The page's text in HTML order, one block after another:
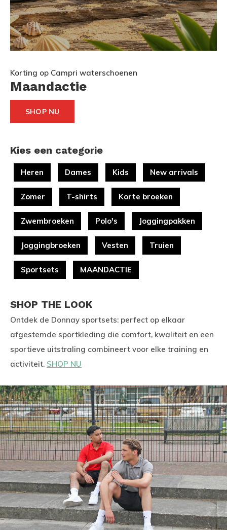
Korting op Campri waterschoenen
Maandactie
SHOP NU
Kies een categorie
Heren Dames Kids New arrivals
Zomer T-shirts Korte broeken
Zwembroeken Polo's Joggingpakken
Joggingbroeken Vesten Truien
Sportsets MAANDACTIE
SHOP THE LOOK
Ontdek de Donnay sportsets: perfect op elkaar
afgestemde sportkleding die comfort, kwaliteit en een
sportieve uitstraling combineert voor elke training en
activiteit. SHOP NU